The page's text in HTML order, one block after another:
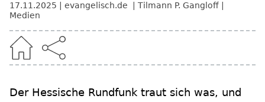
17.11.2025 evangelisch.de
Tilmann P. Gangloff
Medien
Der Hessische Rundfunk traut sich was, und